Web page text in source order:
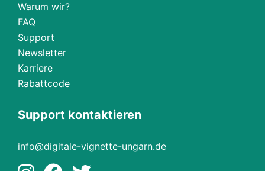
Warum wir?
FAQ
Support
Newsletter
Karriere
Rabattcode
Support kontaktieren
info@digitale-vignette-ungarn.de